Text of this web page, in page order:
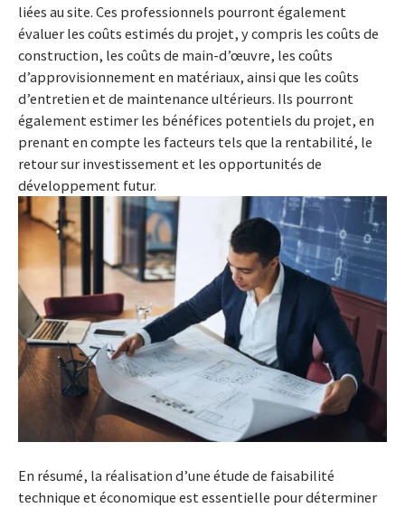
liées au site. Ces professionnels pourront également
évaluer les coûts estimés du projet, y compris les coûts de
construction, les coûts de main-d’œuvre, les coûts
d’approvisionnement en matériaux, ainsi que les coûts
d’entretien et de maintenance ultérieurs. Ils pourront
également estimer les bénéfices potentiels du projet, en
prenant en compte les facteurs tels que la rentabilité, le
retour sur investissement et les opportunités de
développement futur.
En résumé, la réalisation d’une étude de faisabilité
technique et économique est essentielle pour déterminer